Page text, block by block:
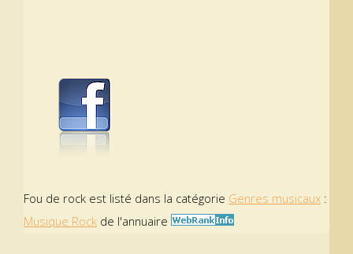
Fou de rock est listé dans la catégorie Genres musicaux :
Musique Rock de l'annuaire